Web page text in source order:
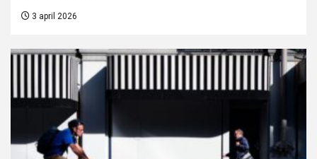
3 april 2026